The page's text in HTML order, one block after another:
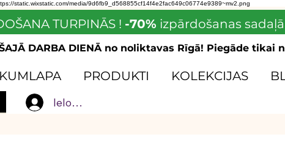
static.wixstatic.com/media/9d6fb9_d568855cf14f4e2fac649c06774e9389~mv2.png
TURPINĀS ! -70% izpārdošanas
DARBA DIENĀ no noliktavas Rīgā! Piegāde tikai
Ielogoties
PRODUKTI KOLEKCIJAS